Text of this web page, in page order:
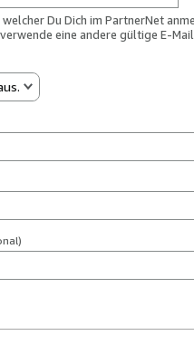
Du Dich im PartnerNet
eine andere gültige E-